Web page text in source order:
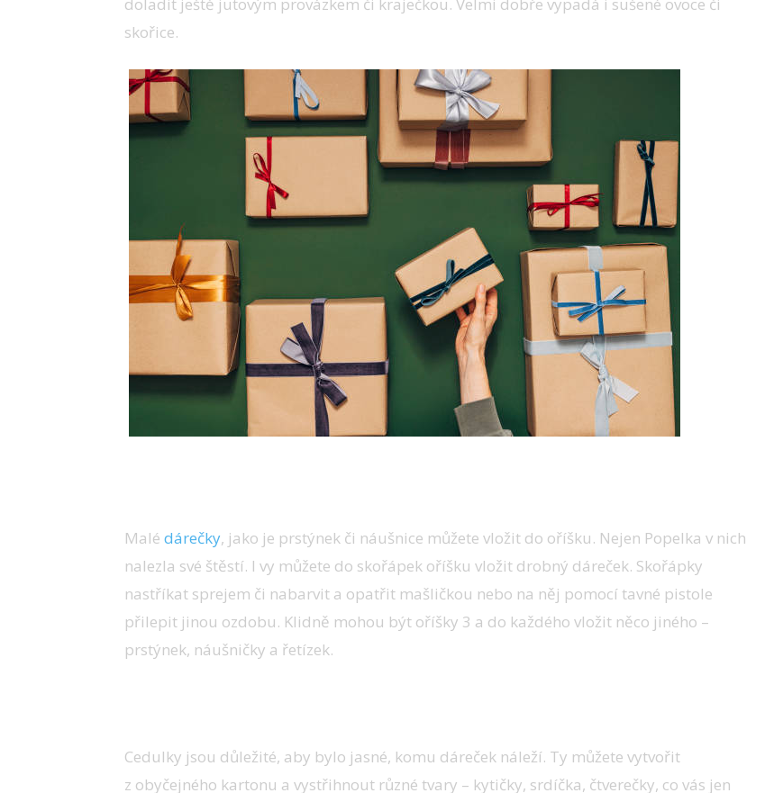
doladit ještě jutovým provázkem či kraječkou. Velmi dobře vypadá i sušené ovoce či
skořice.
Malé dárečky, jako je prstýnek či náušnice můžete vložit do oříšku. Nejen Popelka v nich
nalezla své štěstí. I vy můžete do skořápek oříšku vložit drobný dáreček. Skořápky
nastříkat sprejem či nabarvit a opatřit mašličkou nebo na něj pomocí tavné pistole
přilepit jinou ozdobu. Klidně mohou být oříšky 3 a do každého vložit něco jiného –
prstýnek, náušničky a řetízek.
Cedulky jsou důležité, aby bylo jasné, komu dáreček náleží. Ty můžete vytvořit
z obyčejného kartonu a vystřihnout různé tvary – kytičky, srdíčka, čtverečky, co vás jen